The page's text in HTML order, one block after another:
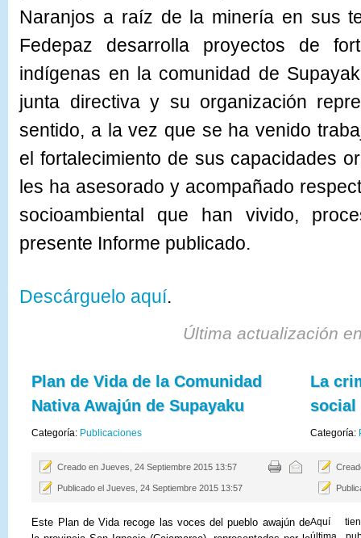
Naranjos a raíz de la minería en sus
Fedepaz desarrolla proyectos de
indígenas en la comunidad de
junta directiva y su organización
sentido, a la vez que se ha venido
el fortalecimiento de sus capacidades
les ha asesorado y acompañado
socioambiental que han vivido,
presente Informe publicado.
Descárguelo aquí.
Última actualización
Plan de Vida de la Comunidad
Nativa Awajún de Supayaku
Categoría: Publicaciones
Creado en Jueves, 24 Septiembre 2015 13:57
Publicado el Jueves, 24 Septiembre 2015 13:57
Este Plan de Vida recoge las voces del pueblo awajún de
La
social
Categoría:
Aquí